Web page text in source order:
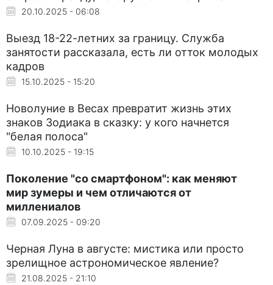
20.10.2025 - 06:08
Выезд 18-22-летних за границу. Служба
занятости рассказала, есть ли отток молодых
кадров
15.10.2025 - 15:20
Новолуние в Весах превратит жизнь этих
знаков Зодиака в сказку: у кого начнется
"белая полоса"
10.10.2025 - 19:15
Поколение "со смартфоном": как меняют
мир зумеры и чем отличаются от
миллениалов
07.09.2025 - 09:20
Черная Луна в августе: мистика или просто
зрелищное астрономическое явление?
21.08.2025 - 21:10